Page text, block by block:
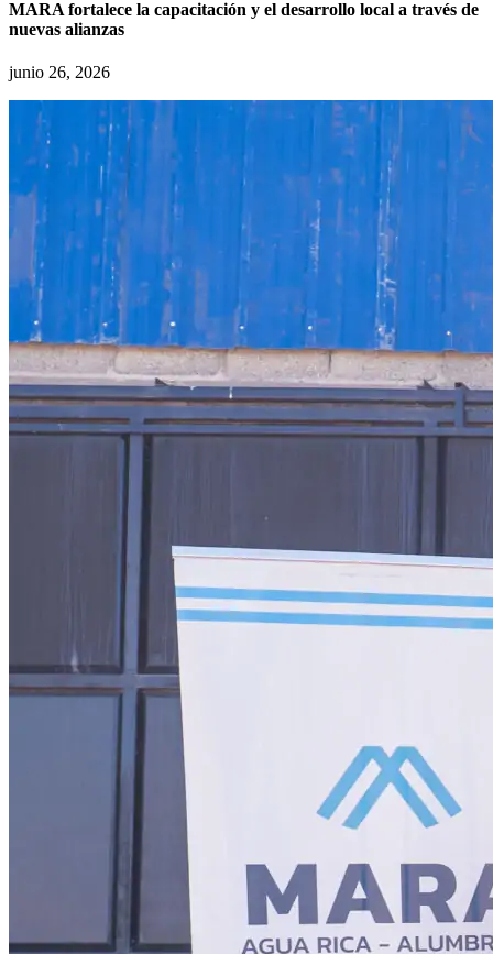
MARA fortalece la capacitación y el desarrollo local a través de
nuevas alianzas
junio 26, 2026